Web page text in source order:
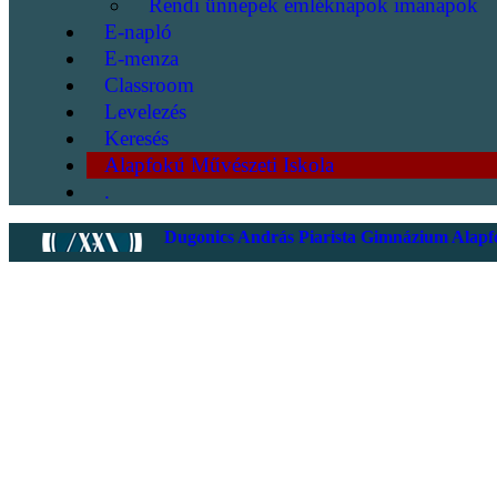
Rendi ünnepek emléknapok imanapok
E-napló
E-menza
Classroom
Levelezés
Keresés
Alapfokú Művészeti Iskola
.
Dugonics András Piarista Gimnázium